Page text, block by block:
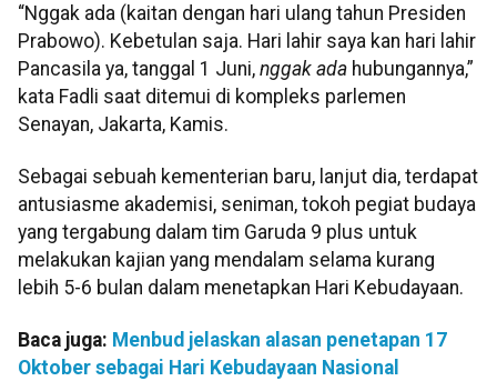
“Nggak ada (kaitan dengan hari ulang tahun Presiden
Prabowo). Kebetulan saja. Hari lahir saya kan hari lahir
Pancasila ya, tanggal 1 Juni, nggak ada hubungannya,”
kata Fadli saat ditemui di kompleks parlemen
Senayan, Jakarta, Kamis.
Sebagai sebuah kementerian baru, lanjut dia, terdapat
antusiasme akademisi, seniman, tokoh pegiat budaya
yang tergabung dalam tim Garuda 9 plus untuk
melakukan kajian yang mendalam selama kurang
lebih 5-6 bulan dalam menetapkan Hari Kebudayaan.
Baca juga: Menbud jelaskan alasan penetapan 17
Oktober sebagai Hari Kebudayaan Nasional